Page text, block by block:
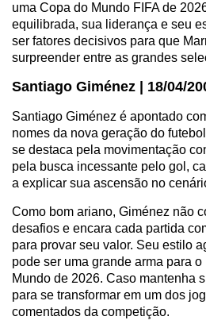
uma Copa do Mundo FIFA de
equilibrada, sua liderança e seu
ser fatores decisivos para que
surpreender entre as grandes
Santiago Giménez | 18/04/
Santiago Giménez é apontado
nomes da nova geração do
se destaca pela movimentação
pela busca incessante pelo gol,
a explicar sua ascensão no
Como bom ariano, Giménez não
desafios e encara cada partida
para provar seu valor. Seu estilo
pode ser uma grande arma para
Mundo de 2026. Caso mantenha
para se transformar em um dos
comentados da competição.